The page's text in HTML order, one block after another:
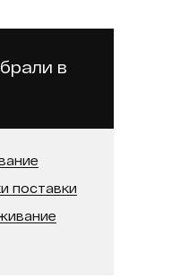
Intel Core i3
в
поставки